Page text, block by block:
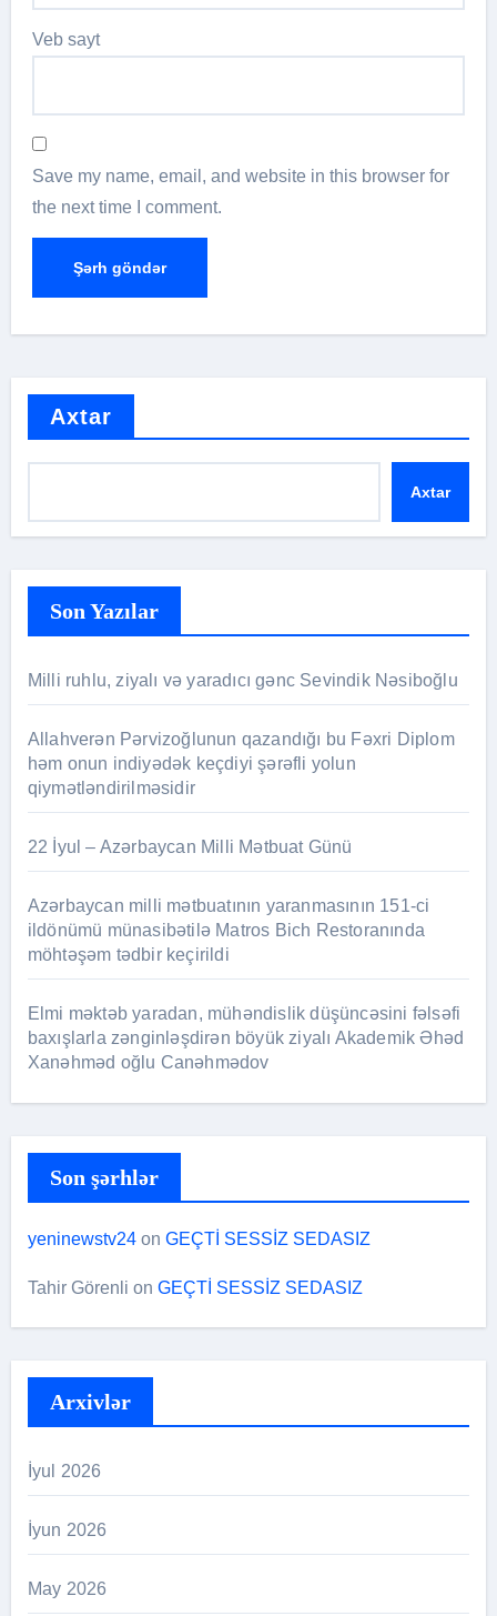
Veb sayt
Save my name, email, and website in this browser for
the next time I comment.
Axtar
Axtar
Son Yazılar
Milli ruhlu, ziyalı və yaradıcı gənc Sevindik Nəsiboğlu
Allahverən Pərvizoğlunun qazandığı bu Fəxri Diplom
həm onun indiyədək keçdiyi şərəfli yolun
qiymətləndirilməsidir
22 İyul – Azərbaycan Milli Mətbuat Günü
Azərbaycan milli mətbuatının yaranmasının 151-ci
ildönümü münasibətilə Matros Bich Restoranında
möhtəşəm tədbir keçirildi
Elmi məktəb yaradan, mühəndislik düşüncəsini fəlsəfi
baxışlarla zənginləşdirən böyük ziyalı Akademik Əhəd
Xanəhməd oğlu Canəhmədov
Son şərhlər
yeninewstv24on GEÇTİ SESSİZ SEDASIZ
Tahir Görenli on GEÇTİ SESSİZ SEDASIZ
Arxivlər
İyul 2026
İyun 2026
May 2026